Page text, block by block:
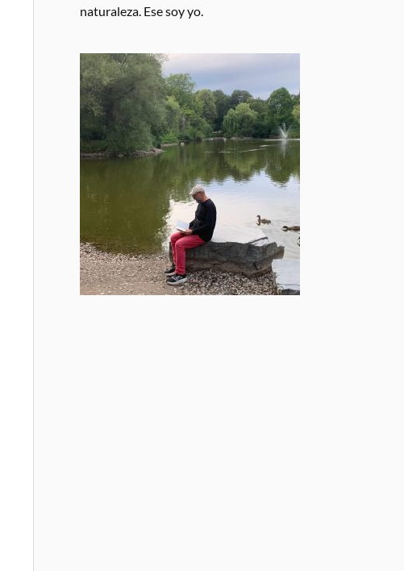
naturaleza. Ese soy yo.